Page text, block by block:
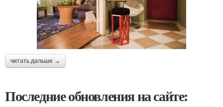
читать дальше →
Последние обновления на сайте: